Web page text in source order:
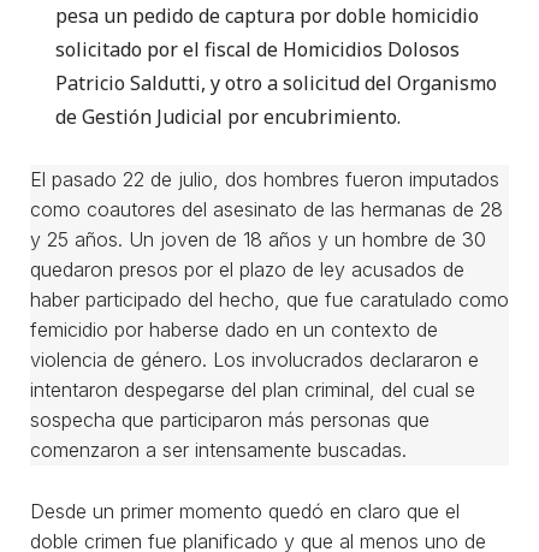
pesa un pedido de captura por doble homicidio
solicitado por el fiscal de Homicidios Dolosos
Patricio Saldutti, y otro a solicitud del Organismo
de Gestión Judicial por encubrimiento.
El pasado 22 de julio, dos hombres fueron imputados
como coautores del asesinato de las hermanas de 28
y 25 años. Un joven de 18 años y un hombre de 30
quedaron presos por el plazo de ley acusados de
haber participado del hecho, que fue caratulado como
femicidio por haberse dado en un contexto de
violencia de género. Los involucrados declararon e
intentaron despegarse del plan criminal, del cual se
sospecha que participaron más personas que
comenzaron a ser intensamente buscadas.
Desde un primer momento quedó en claro que el
doble crimen fue planificado y que al menos uno de